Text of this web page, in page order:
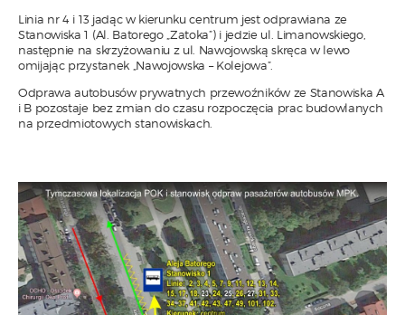
Linia nr 4 i 13 jadąc w kierunku centrum jest odprawiana ze
Stanowiska 1 (Al. Batorego „Zatoka”) i jedzie ul. Limanowskiego,
następnie na skrzyżowaniu z ul. Nawojowską skręca w lewo
omijając przystanek „Nawojowska – Kolejowa”.
Odprawa autobusów prywatnych przewoźników ze Stanowiska A
i B pozostaje bez zmian do czasu rozpoczęcia prac budowlanych
na przedmiotowych stanowiskach.